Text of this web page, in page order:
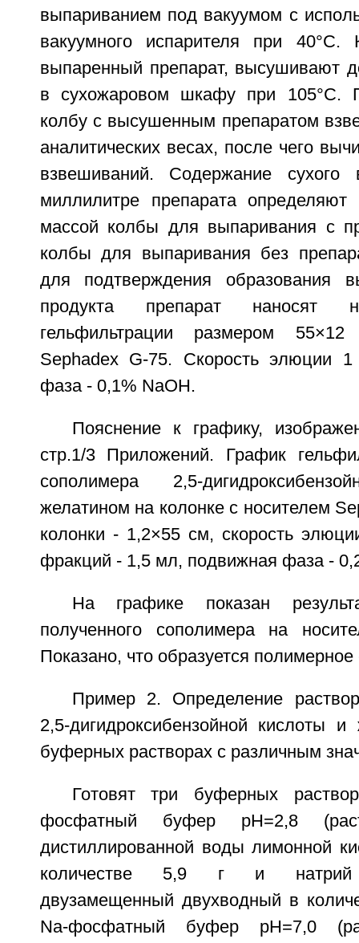
выпариванием под вакуумом с
вакуумного испарителя при 40°С.
выпаренный препарат, высушивают
в сухожаровом шкафу при 105°С.
колбу с высушенным препаратом
аналитических весах, после чего
взвешиваний. Содержание
миллилитре препарата
массой колбы для выпаривания с
колбы для выпаривания без
для подтверждения образования
продукта препарат
гельфильтрации размером
Sephadex G-75. Скорость элюции
фаза - 0,1% NaOH.
Пояснение к графику,
стр.1/3 Приложений. График
сополимера 2,5-
желатином на колонке с носителем
колонки - 1,2×55 см, скорость
фракций - 1,5 мл, подвижная фаза -
На графике показан
полученного сополимера на
Показано, что образуется
Пример 2. Определение
2,5-дигидроксибензойной кислоты
буферных растворах с различным
Готовят три буферных
фосфатный буфер рН=2,8
дистиллированной воды лимонной
количестве 5,9 г и натрий
двузамещенный двухводный в
Na-фосфатный буфер рН=7,0